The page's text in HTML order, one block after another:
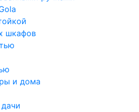
шкафов
и дома